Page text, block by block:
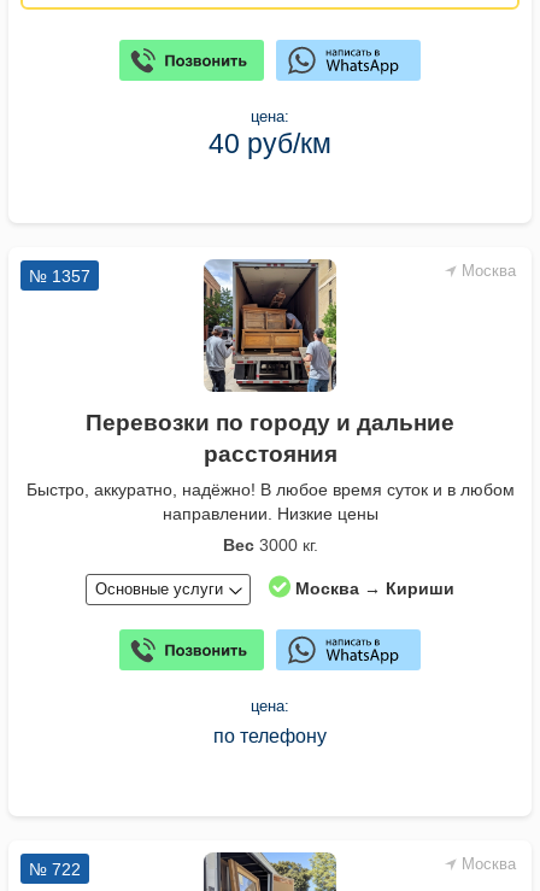
цена:
40 руб/км
Москва
№ 1357
Перевозки по городу и дальние
расстояния
Быстро, аккуратно, надёжно! В любое время суток и в любом
направлении. Низкие цены
Вес3000 кг.
Основные услуги Москва → Кириши
цена:
по телефону
Москва
№ 722